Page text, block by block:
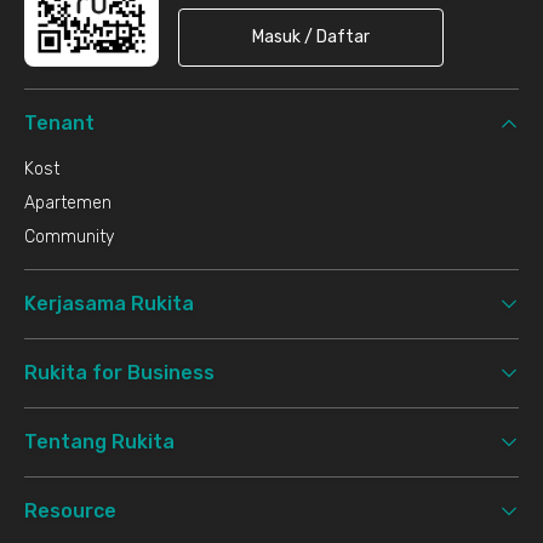
Akses Tol
- Pintu Tol Rawa Buaya Selatan 2.2 km
Masuk / Daftar
Tenant
Kost
Apartemen
Community
Kerjasama Rukita
Rukita for Business
Tentang Rukita
Resource